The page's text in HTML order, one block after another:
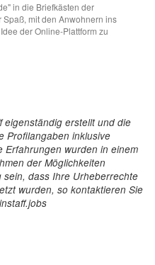
in die Briefkästen der
Spaß, mit den Anwohnern ins
der Online-Plattform zu
eigenständig erstellt und die
Profilangaben inklusive
Erfahrungen wurden in einem
der Möglichkeiten
dass Ihre Urheberrechte
wurden, so kontaktieren Sie